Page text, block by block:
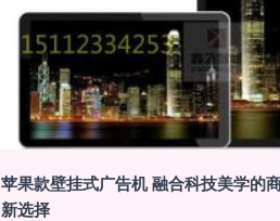
苹果款壁挂式广告机 融合科技美学的
新选择